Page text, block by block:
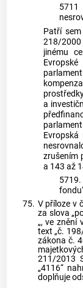
5711
Patří
218/
jinému
a
zrušením
a 143 až
75. V příloze v
za slova
„, ve znění
text „č.
zákona č.
211/2013
„4116“
doplňuje